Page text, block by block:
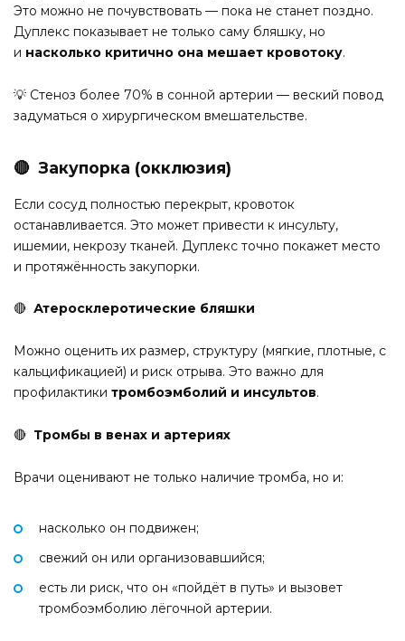
Это можно не почувствовать — пока не станет поздно.
Дуплекс показывает не только саму бляшку, но
и насколько критично она мешает кровотоку.
💡 Стеноз более 70% в сонной артерии — веский повод
задуматься о хирургическом вмешательстве.
🔴 Закупорка (окклюзия)
Если сосуд полностью перекрыт, кровоток
останавливается. Это может привести к инсульту,
ишемии, некрозу тканей. Дуплекс точно покажет место
и протяжённость закупорки.
🔴 Атеросклеротические бляшки
Можно оценить их размер, структуру (мягкие, плотные, с
кальцификацией) и риск отрыва. Это важно для
профилактики тромбоэмболий и инсультов.
🔴 Тромбы в венах и артериях
Врачи оценивают не только наличие тромба, но и:
насколько он подвижен;
свежий он или организовавшийся;
есть ли риск, что он «пойдёт в путь» и вызовет
тромбоэмболию лёгочной артерии.